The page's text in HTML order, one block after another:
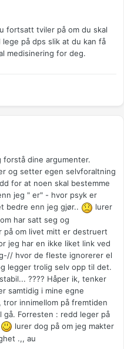
fortsatt tviler på om du skal
på dps slik at du kan få
medisinering for deg.
forstå dine argumenter.
og setter egen selvforaltning
for at noen skal bestemme
jeg " er" - hvor psyk er
bedre enn jeg gjør..
lurer
har satt seg og
på om livet mitt er destruert
jeg har en ikke liket link ved
hvor de fleste ignorerer el
legger trolig selv opp til det.
???? Håper ik, tenker
samtidig i mine egne
innimellom på fremtiden
gå. Forresten : redd leger på
lurer dog på om jeg makter
.,, au